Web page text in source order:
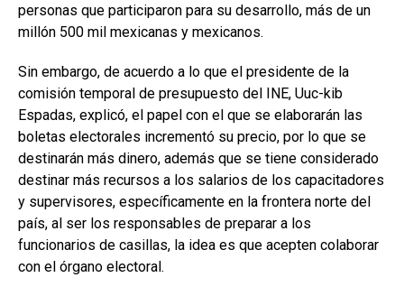
personas que participaron para su desarrollo, más de un
millón 500 mil mexicanas y mexicanos.
Sin embargo, de acuerdo a lo que el presidente de la
comisión temporal de presupuesto del INE, Uuc-kib
Espadas, explicó, el papel con el que se elaborarán las
boletas electorales incrementó su precio, por lo que se
destinarán más dinero, además que se tiene considerado
destinar más recursos a los salarios de los capacitadores
y supervisores, específicamente en la frontera norte del
país, al ser los responsables de preparar a los
funcionarios de casillas, la idea es que acepten colaborar
con el órgano electoral.